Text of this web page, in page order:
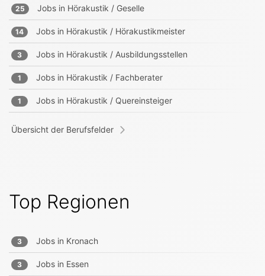
25 Jobs in Hörakustik / Geselle
14 Jobs in Hörakustik / Hörakustikmeister
3 Jobs in Hörakustik / Ausbildungsstellen
1 Jobs in Hörakustik / Fachberater
1 Jobs in Hörakustik / Quereinsteiger
Übersicht der Berufsfelder
Top Regionen
3 Jobs in Kronach
3 Jobs in Essen